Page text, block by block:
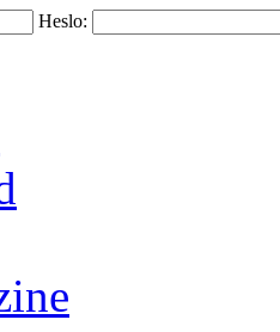
Heslo: